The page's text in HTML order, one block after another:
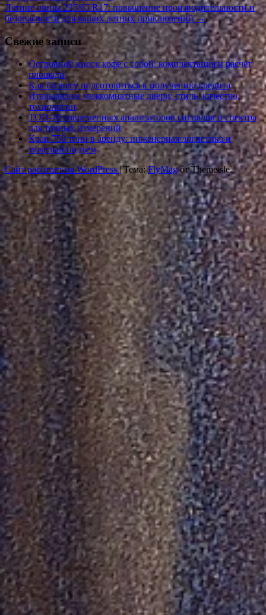
Летние шины 235/65 R17: повышение производительности и
безопасности для ваших летних приключений→
Свежие записи
Островной киоск кофе с собой: комплектация и расчёт
площади
Как бизнесу подготовиться к получению кредита
Итальянские межкомнатные двери: стиль, качество,
технологии
ТОП-10 современных анализаторов сигналов и спектра
для точных измерений
Кран 750 тонн в аренду: инженерная логистика и
тяжёлый подъём
Сайт работает на WordPress|Тема:FlyMagот Themeisle.